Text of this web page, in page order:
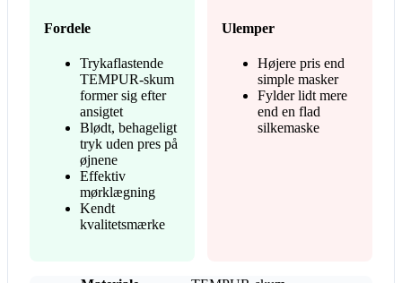
Fordele
Trykaflastende
TEMPUR-skum
former sig efter
ansigtet
Blødt, behageligt
tryk uden pres på
øjnene
Effektiv
mørklægning
Kendt
kvalitetsmærke
Ulemper
Højere pris end
simple masker
Fylder lidt mere
end en flad
silkemaske